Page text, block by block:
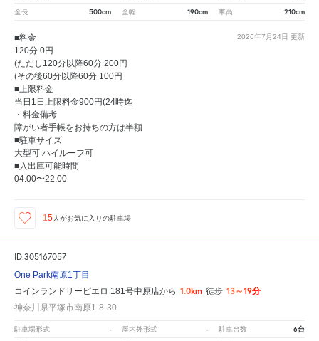
全長 500cm 全幅 190cm 車高 210cm
2026年7月24日 更新
■料金
120分 0円
(ただし120分以降60分 200円
(その後60分以降60分 100円
■上限料金
当日1日上限料金900円(24時迄
・料金備考
障がい者手帳をお持ちの方は半額
■駐車サイズ
大型可 ハイルーフ可
■入出庫可能時間
04:00〜22:00
15人がお気に入りの駐車場
ID:305167057
One Park南原1丁目
コインランドリーピエロ 181号中原店から 1.0km 徒歩 13～19分
神奈川県平塚市南原1-8-30
駐車場形式 - 屋内外形式 - 駐車台数 6台